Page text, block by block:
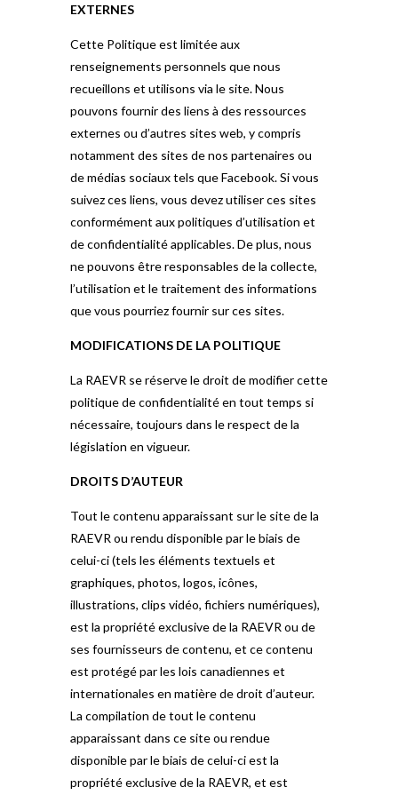
EXTERNES
Cette Politique est limitée aux
renseignements personnels que nous
recueillons et utilisons via le site. Nous
pouvons fournir des liens à des ressources
externes ou d’autres sites web, y compris
notamment des sites de nos partenaires ou
de médias sociaux tels que Facebook. Si vous
suivez ces liens, vous devez utiliser ces sites
conformément aux politiques d’utilisation et
de confidentialité applicables. De plus, nous
ne pouvons être responsables de la collecte,
l’utilisation et le traitement des informations
que vous pourriez fournir sur ces sites.
MODIFICATIONS DE LA POLITIQUE
La RAEVR se réserve le droit de modifier cette
politique de confidentialité en tout temps si
nécessaire, toujours dans le respect de la
législation en vigueur.
DROITS D’AUTEUR
Tout le contenu apparaissant sur le site de la
RAEVR ou rendu disponible par le biais de
celui-ci (tels les éléments textuels et
graphiques, photos, logos, icônes,
illustrations, clips vidéo, fichiers numériques),
est la propriété exclusive de la RAEVR ou de
ses fournisseurs de contenu, et ce contenu
est protégé par les lois canadiennes et
internationales en matière de droit d’auteur.
La compilation de tout le contenu
apparaissant dans ce site ou rendue
disponible par le biais de celui-ci est la
propriété exclusive de la RAEVR, et est